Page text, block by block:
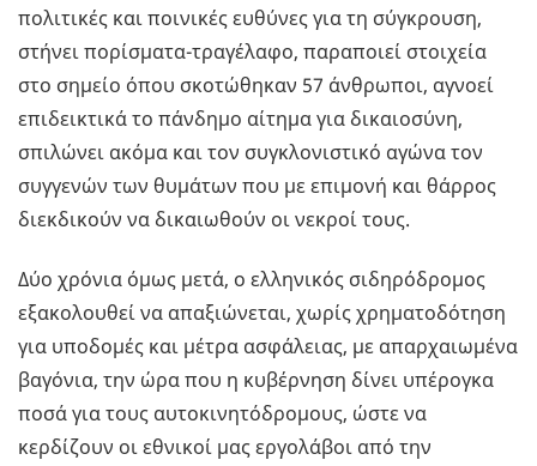
πολιτικές και ποινικές ευθύνες για τη σύγκρουση,
στήνει πορίσματα-τραγέλαφο, παραποιεί στοιχεία
στο σημείο όπου σκοτώθηκαν 57 άνθρωποι, αγνοεί
επιδεικτικά το πάνδημο αίτημα για δικαιοσύνη,
σπιλώνει ακόμα και τον συγκλονιστικό αγώνα τον
συγγενών των θυμάτων που με επιμονή και θάρρος
διεκδικούν να δικαιωθούν οι νεκροί τους.
Δύο χρόνια όμως μετά, ο ελληνικός σιδηρόδρομος
εξακολουθεί να απαξιώνεται, χωρίς χρηματοδότηση
για υποδομές και μέτρα ασφάλειας, με απαρχαιωμένα
βαγόνια, την ώρα που η κυβέρνηση δίνει υπέρογκα
ποσά για τους αυτοκινητόδρομους, ώστε να
κερδίζουν οι εθνικοί μας εργολάβοι από την